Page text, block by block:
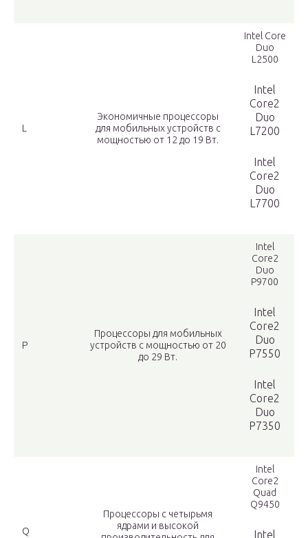
L
Экономичные процессоры
для мобильных устройств с
мощностью от 12 до 19 Вт.
Intel Core
Duo
L2500
Intel
Core2
Duo
L7200
Intel
Core2
Duo
L7700
P
Процессоры для мобильных
устройств с мощностью от 20
до 29 Вт.
Intel
Core2
Duo
P9700
Intel
Core2
Duo
P7550
Intel
Core2
Duo
P7350
Q
Процессоры с четырьмя
ядрами и высокой
Intel
Core2
Quad
Q9450
Intel